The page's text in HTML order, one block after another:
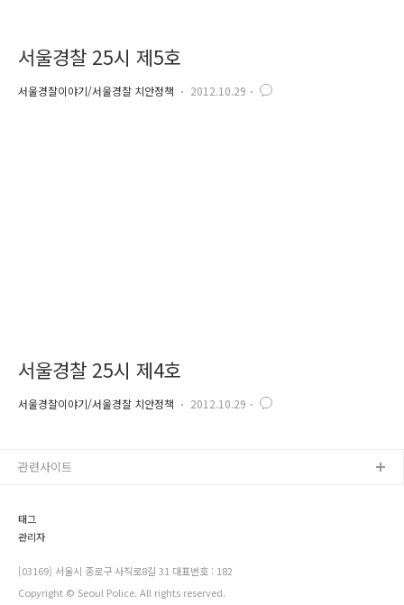
서울경찰 25시 제5호
서울경찰이야기/서울경찰 치안정책 2012.10.29
서울경찰 25시 제4호
서울경찰이야기/서울경찰 치안정책 2012.10.29
태그
관리자
[03169] 서울시 종로구 사직로8길 31 대표번호 : 182
Copyright © Seoul Police. All rights reserved.
관련사이트